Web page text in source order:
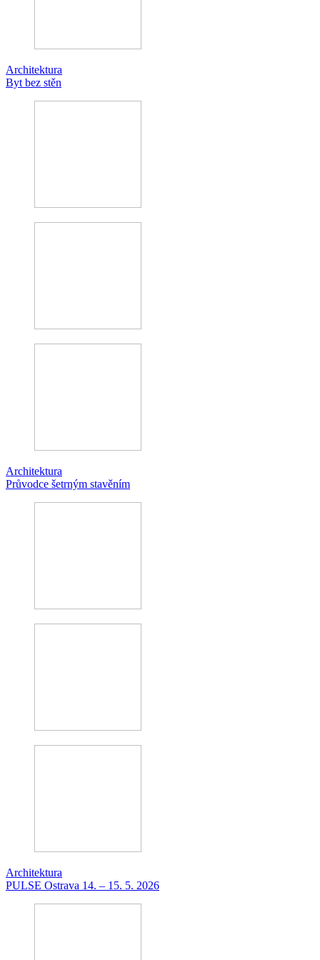
Architektura
Byt bez stěn
Architektura
Průvodce šetrným stavěním
Architektura
PULSE Ostrava 14. – 15. 5. 2026